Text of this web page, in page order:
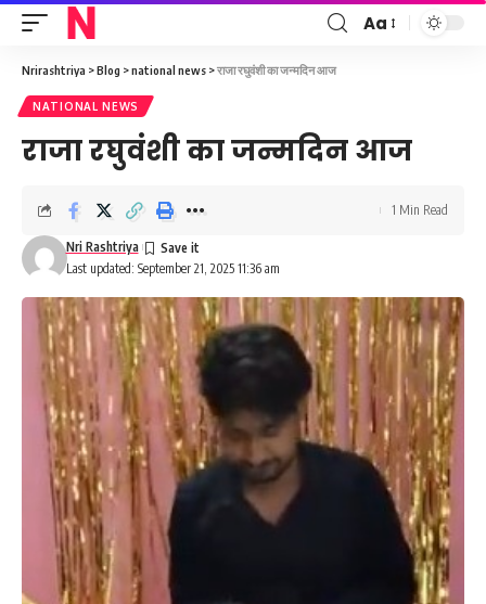
Font
Aa
Nrirashtriya >Blog >national news >राजा रघुवंशी का जन्मदिन आज
NATIONAL NEWS
राजा रघुवंशी का जन्मदिन आज
Last updated: September 21, 2025 11:36 am
Nri Rashtriya
1 Min Read